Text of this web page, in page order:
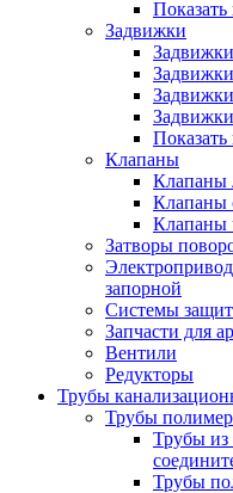
Показать
Задвижки
Показать
Клапаны
Клапаны
Клапаны
Клапаны
Затворы
запорной
Системы
Запчасти для
Вентили
Редукторы
Трубы
Трубы
Трубы
Трубы